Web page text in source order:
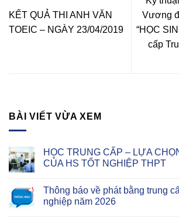
KẾT QUẢ THI ANH VĂN
TOEIC – NGÀY 23/04/2019
Vương
“HỌC
cấp
BÀI VIẾT VỪA XEM
HỌC TRUNG CẤP – LỰA
CỦA HS TỐT NGHIỆP THPT
Thông báo về phát bằng trung
nghiệp năm 2026